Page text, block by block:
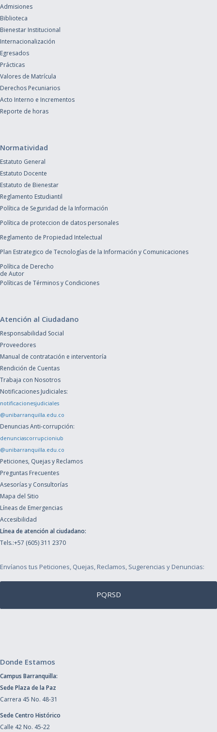
Admisiones
Biblioteca
Bienestar Institucional
Internacionalización
Egresados
Prácticas
Valores de Matrícula
Derechos Pecuniarios
Acto Interno e Incrementos
Reporte de horas
Normatividad
Estatuto General
Estatuto Docente
Estatuto de Bienestar
Reglamento Estudiantil
Política de Seguridad de la Información
Política de proteccion de datos personales
Reglamento de Propiedad Intelectual
Plan Estrategico de Tecnologías de la Información y Comunicaciones
Política de Derecho
de Autor
Políticas de Términos y Condiciones
Atención al Ciudadano
Responsabilidad Social
Proveedores
Manual de contratación e interventoría
Rendición de Cuentas
Trabaja con Nosotros
Notificaciones Judiciales:
notificacionesjudiciales
@unibarranquilla.edu.co
Denuncias Anti-corrupción:
denunciascorrupcioniub
@unibarranquilla.edu.co
Peticiones, Quejas y Reclamos
Preguntas Frecuentes
Asesorías y Consultorías
Mapa del Sitio
Líneas de Emergencias
Accesibilidad
Línea de atención al ciudadano:
Tels.:+57 (605) 311 2370
Envíanos tus Peticiones, Quejas, Reclamos, Sugerencias y Denuncias:
PQRSD
Donde Estamos
Campus Barranquilla:
Sede Plaza de la Paz
Carrera 45 No. 48-31
Sede Centro Histórico
Calle 42 No. 45-22